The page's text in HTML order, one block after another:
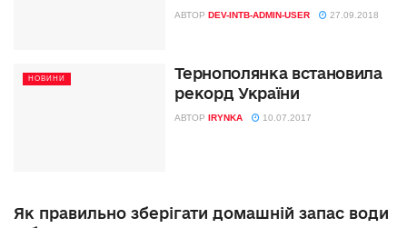
АВТОР DEV-INTB-ADMIN-USER 27.09.2018
НОВИНИ
Тернополянка встановила
рекорд України
АВТОР IRYNKA 10.07.2017
Як правильно зберігати домашній запас води